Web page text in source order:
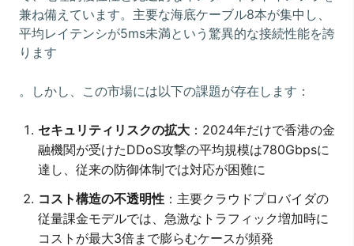
兼ね備えています。主要な海底ケーブル8本が集中し、
平均レイテンシが5ms未満という驚異的な接続性能を誇
ります
。しかし、この市場には以下の課題が存在します：
セキュリティリスクの拡大 ：2024年だけで香港の金
融機関が受けたDDoS攻撃の平均規模は780Gbpsに
達し、従来の防御体制では対応が困難に
コスト構造の不透明性 ：主要クラウドプロバイダの
従量課金モデルでは、急激なトラフィック増加時に
コストが最大3倍まで膨らむケースが頻発